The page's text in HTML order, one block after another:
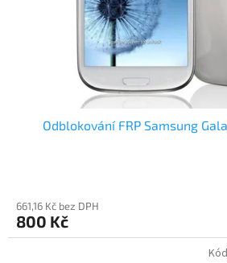
Odblokování FRP Samsung
661,16 Kč bez DPH
800 Kč